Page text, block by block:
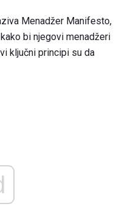
Menadžer Manifesto,
bi njegovi menadžeri
ključni principi su da